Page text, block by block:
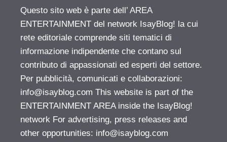
Questo sito web è parte dell’ AREA
ENTERTAINMENT del network IsayBlog! la cui
rete editoriale comprende siti tematici di
informazione indipendente che contano sul
contributo di appassionati ed esperti del settore.
Per pubblicità, comunicati e collaborazioni:
info@isayblog.com This website is part of the
ENTERTAINMENT AREA inside the IsayBlog!
network For advertising, press releases and
other opportunities: info@isayblog.com